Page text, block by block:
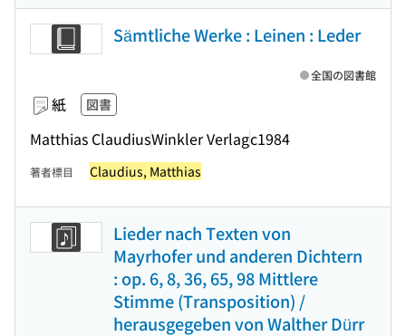
Sämtliche Werke : Leinen : Leder
紙 図書
Matthias ClaudiusWinkler Verlagc1984
全国の図書館
著者標目 Claudius, Matthias
Lieder nach Texten von
Mayrhofer und anderen Dichtern
: op. 6, 8, 36, 65, 98 Mittlere
Stimme (Transposition) /
herausgegeben von Walther Dürr